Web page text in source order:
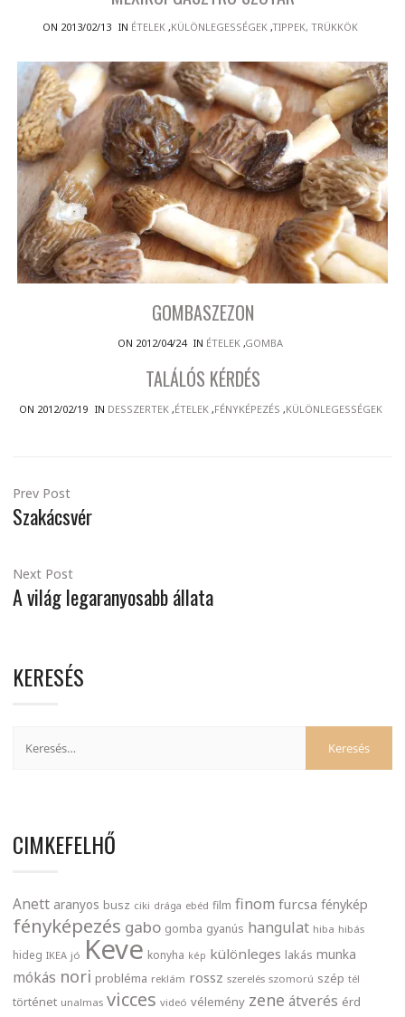
ON 2013/02/13 IN ÉTELEK ,KÜLÖNLEGESSÉGEK ,TIPPEK, TRÜKKÖK
GOMBASZEZON
ON 2012/04/24 IN ÉTELEK ,GOMBA
TALÁLÓS KÉRDÉS
ON 2012/02/19 IN DESSZERTEK,ÉTELEK,FÉNYKÉPEZÉS ,KÜLÖNLEGESSÉGEK
Prev Post
Szakácsvér
Next Post
A világ legaranyosabb állata
KERESÉS
CIMKEFELHŐ
Anett aranyos busz ciki drága ebéd film finom furcsa fénykép
fényképezés gabo gomba gyanús hangulat hiba hibás
hideg IKEA jó Keve konyha kép különleges lakás munka
mókás nori probléma reklám rossz szerelés szomorú szép tél
történet unalmas vicces videó vélemény zene átverés érd